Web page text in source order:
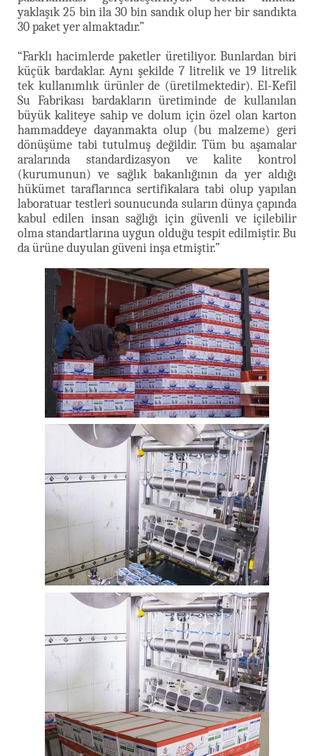
yaklaşık 25 bin ila 30 bin sandık olup her bir sandıkta
30 paket yer almaktadır.”
“Farklı hacimlerde paketler üretiliyor. Bunlardan biri
küçük bardaklar. Aynı şekilde 7 litrelik ve 19 litrelik
tek kullanımlık ürünler de (üretilmektedir). El-Kefîl
Su Fabrikası bardakların üretiminde de kullanılan
büyük kaliteye sahip ve dolum için özel olan karton
hammaddeye dayanmakta olup (bu malzeme) geri
dönüşüme tabi tutulmuş değildir. Tüm bu aşamalar
aralarında standardizasyon ve kalite kontrol
(kurumunun) ve sağlık bakanlığının da yer aldığı
hükümet taraflarınca sertifikalara tabi olup yapılan
laboratuar testleri sounucunda suların dünya çapında
kabul edilen insan sağlığı için güvenli ve içilebilir
olma standartlarına uygun olduğu tespit edilmiştir. Bu
da ürüne duyulan güveni inşa etmiştir.”